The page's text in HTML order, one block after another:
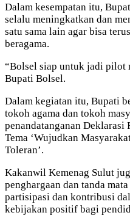
Dalam kesempatan itu,
selalu meningkatkan dan
satu sama lain agar bisa
beragama.
“Bolsel siap untuk jadi pilot
Bupati Bolsel.
Dalam kegiatan itu, Bupati
tokoh agama dan tokoh
penandatanganan
Tema ‘Wujudkan
Toleran’.
Kakanwil Kemenag Sulut
penghargaan dan tanda
partisipasi dan kontribusi
kebijakan positif bagi